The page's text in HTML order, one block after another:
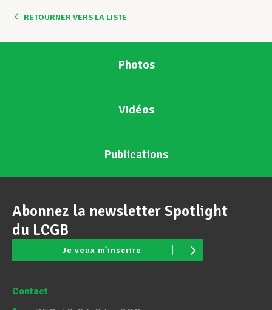
RETOURNER VERS LA LISTE
Photos
Vidéos
Publications
Abonnez la newsletter Spotlight
du LCGB
Je veux m'inscrire
Contact